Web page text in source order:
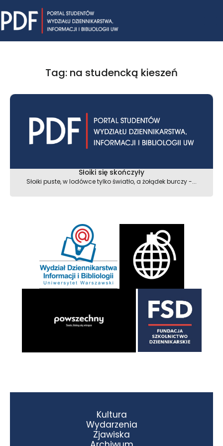
to
content
Tag: na studencką kieszeń
Słoiki się skończyły
Słoiki puste, w lodówce tylko światło, a żołądek burczy -...
Kultura
Wydarzenia
Zjawiska